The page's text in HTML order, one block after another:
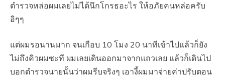
ตำรวจหล่อผมเลยไม่ได้นึกโกรธอะไร ให้อภัยคนหล่อครับ
อิๆๆ
แต่ผมรอนานมาก จนเกือบ 10 โมง 20 นาทีเข้าไปแล้วก็ยัง
ไม่ถึงคิวผมซะที ผมเลยเดินออกมาจากแถวเลย แล้วก็เดินไป
บอกตำรวจนายนั้นว่าผมรีบจริงๆ เอางี้ผมมาจ่ายค่าปรับตอน